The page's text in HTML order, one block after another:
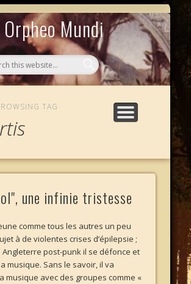
Orpheo Mundi
TAG
une infinie tristesse
comme tous les autres un peu
à de violentes crises d’épilepsie ;
Angleterre post-punk il se défonce et
musique. Sans le savoir, il va
musique avec des groupes comme «